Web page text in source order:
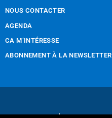
NOUS CONTACTER
AGENDA
CA M’INTÉRESSE
ABONNEMENT À LA NEWSLETTER